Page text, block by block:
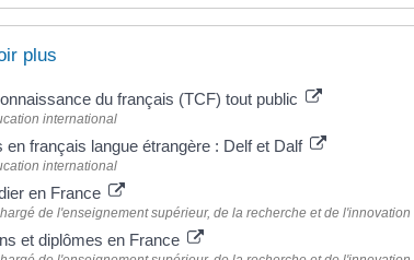
plus
du français (TCF) tout public
international
en français langue étrangère : Delf et Dalf
international
en France
de l'enseignement supérieur, de la recherche et de l'innovation
et diplômes en France